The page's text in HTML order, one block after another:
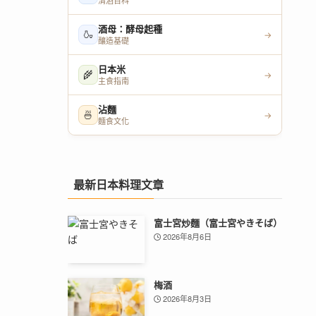
🍶 酒母：酵母起種
釀造基礎
→
🌾 日本米
主食指南
→
🍜 沾麵
麵食文化
→
最新日本料理文章
富士宮炒麵（富士宮やきそば）
2026年8月6日
梅酒
2026年8月3日